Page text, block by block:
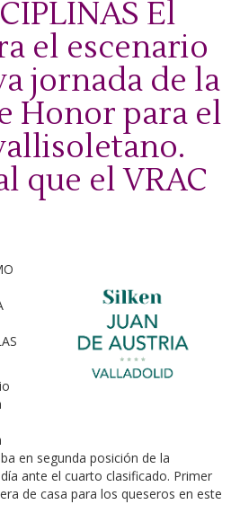
El
el escenario
jornada de la
Honor para el
que el VRAC
en segunda posición de la
ante el cuarto clasificado. Primer
de casa para los queseros en este